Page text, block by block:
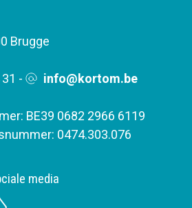
Brugge
- info@kortom.be
BE39 0682 2966 6119
0474.303.076
media